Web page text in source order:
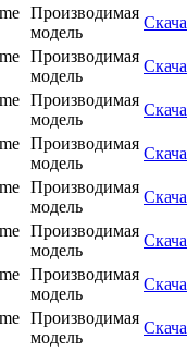
Производимая
модель
Производимая
модель
Производимая
модель
Производимая
модель
Производимая
модель
Производимая
модель
Производимая
модель
Производимая
модель